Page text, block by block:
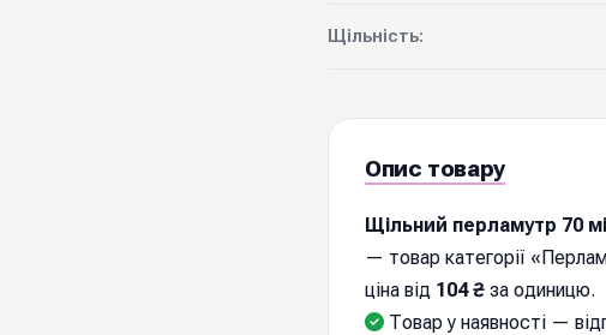
Щільність:
Опис товару
Щільний перламутр 70
— товар категорії
ціна від 104 ₴ за одиницю.
Товар у наявності —